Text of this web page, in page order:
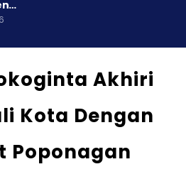
Akhiri
Kota Dengan
Poponagan